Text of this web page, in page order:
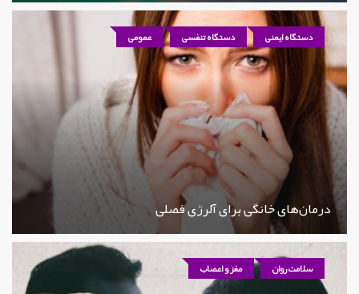
دستگاه ایمنی دستگاه تنفسی عمومی
درمان‌های خانگی برای آلرژی فصلی
سلامت روان مغز و اعصاب